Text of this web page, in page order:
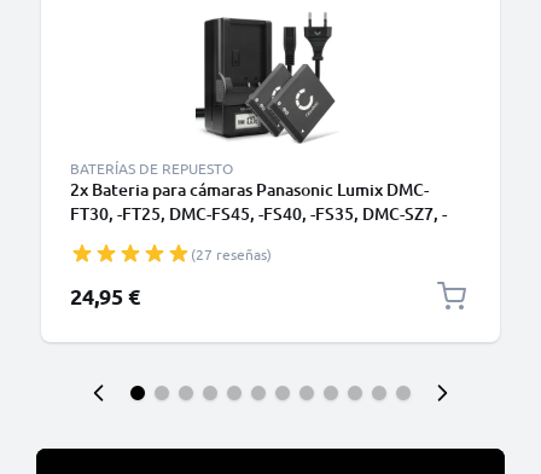
BATERÍAS DE REPUESTO
2x Bateria para cámaras Panasonic Lumix DMC-
FT30, -FT25, DMC-FS45, -FS40, -FS35, DMC-SZ7, -
+ Cargador rápido DE-A92A Baterías recargables
(27 reseñas)
24,95 €